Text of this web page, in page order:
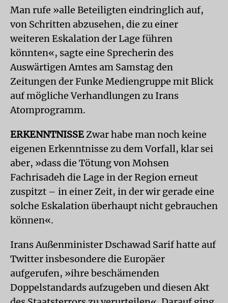
Man rufe »alle Beteiligten eindringlich auf,
von Schritten abzusehen, die zu einer
weiteren Eskalation der Lage führen
könnten«, sagte eine Sprecherin des
Auswärtigen Amtes am Samstag den
Zeitungen der Funke Mediengruppe mit Blick
auf mögliche Verhandlungen zu Irans
Atomprogramm.
ERKENNTNISSEZwar habe man noch keine
eigenen Erkenntnisse zu dem Vorfall, klar sei
aber, »dass die Tötung von Mohsen
Fachrisadeh die Lage in der Region erneut
zuspitzt – in einer Zeit, in der wir gerade eine
solche Eskalation überhaupt nicht gebrauchen
können«.
Irans Außenminister Dschawad Sarif hatte auf
Twitter insbesondere die Europäer
aufgerufen, »ihre beschämenden
Doppelstandards aufzugeben und diesen Akt